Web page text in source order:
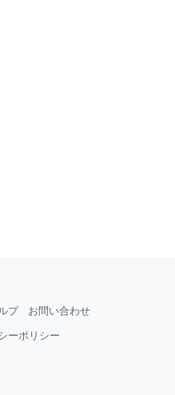
プ お問い合わせ
ーポリシー